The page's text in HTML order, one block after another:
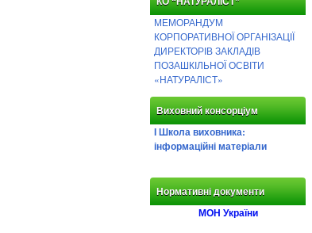
МЕМОРАНДУМ
КОРПОРАТИВНОЇ ОРГАНІЗАЦІЇ
ДИРЕКТОРІВ ЗАКЛАДІВ
ПОЗАШКІЛЬНОЇ ОСВІТИ
«НАТУРАЛІСТ»
Виховний консорціум
І Школа виховника:
інформаційні матеріали
Нормативні документи
МОН України